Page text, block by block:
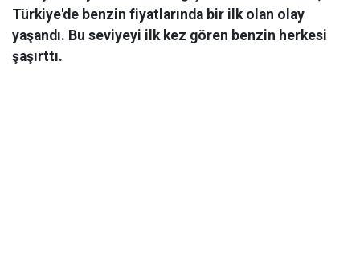
Türkiye'de benzin fiyatlarında bir ilk olan olay
yaşandı. Bu seviyeyi ilk kez gören benzin herkesi
şaşırttı.